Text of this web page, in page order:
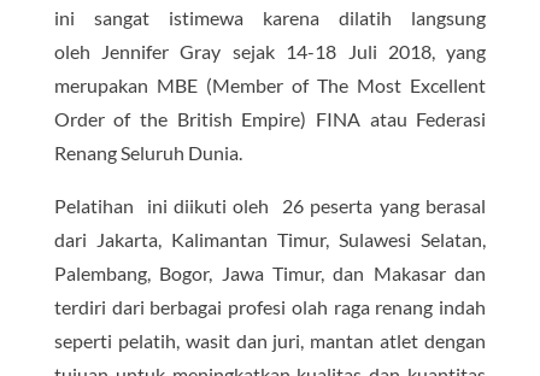
ini sangat istimewa karena dilatih langsung
oleh Jennifer Gray sejak 14-18 Juli 2018, yang
merupakan MBE (Member of The Most Excellent
Order of the British Empire) FINA atau Federasi
Renang Seluruh Dunia.
Pelatihan ini diikuti oleh 26 peserta yang berasal
dari Jakarta, Kalimantan Timur, Sulawesi Selatan,
Palembang, Bogor, Jawa Timur, dan Makasar dan
terdiri dari berbagai profesi olah raga renang indah
seperti pelatih, wasit dan juri, mantan atlet dengan